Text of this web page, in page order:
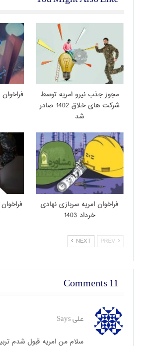
مجوز جذب نیرو امریه توسط
شرکت های خلاق 1402 صادر
شد
فراخوان امریه سربازی نهادی
خرداد 1403
PREV
NEXT
11 Comments
علیSays
سلام من امریه قبول شدم